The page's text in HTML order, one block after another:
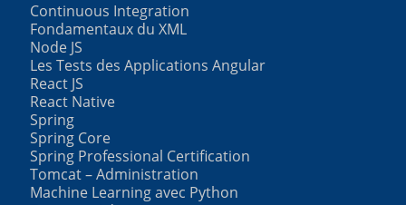
Continuous Integration
Fondamentaux du XML
Node JS
Les Tests des Applications Angular
React JS
React Native
Spring
Spring Core
Spring Professional Certification
Tomcat – Administration
Machine Learning avec Python